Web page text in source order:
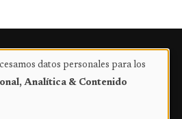
datos personales para los
Analítica & Contenido